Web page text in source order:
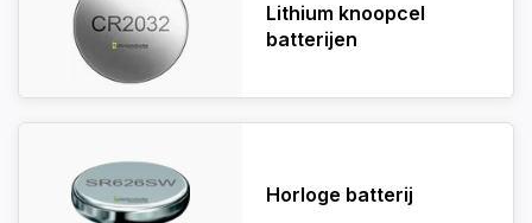
Lithium knoopcel
batterijen
Horloge batterij